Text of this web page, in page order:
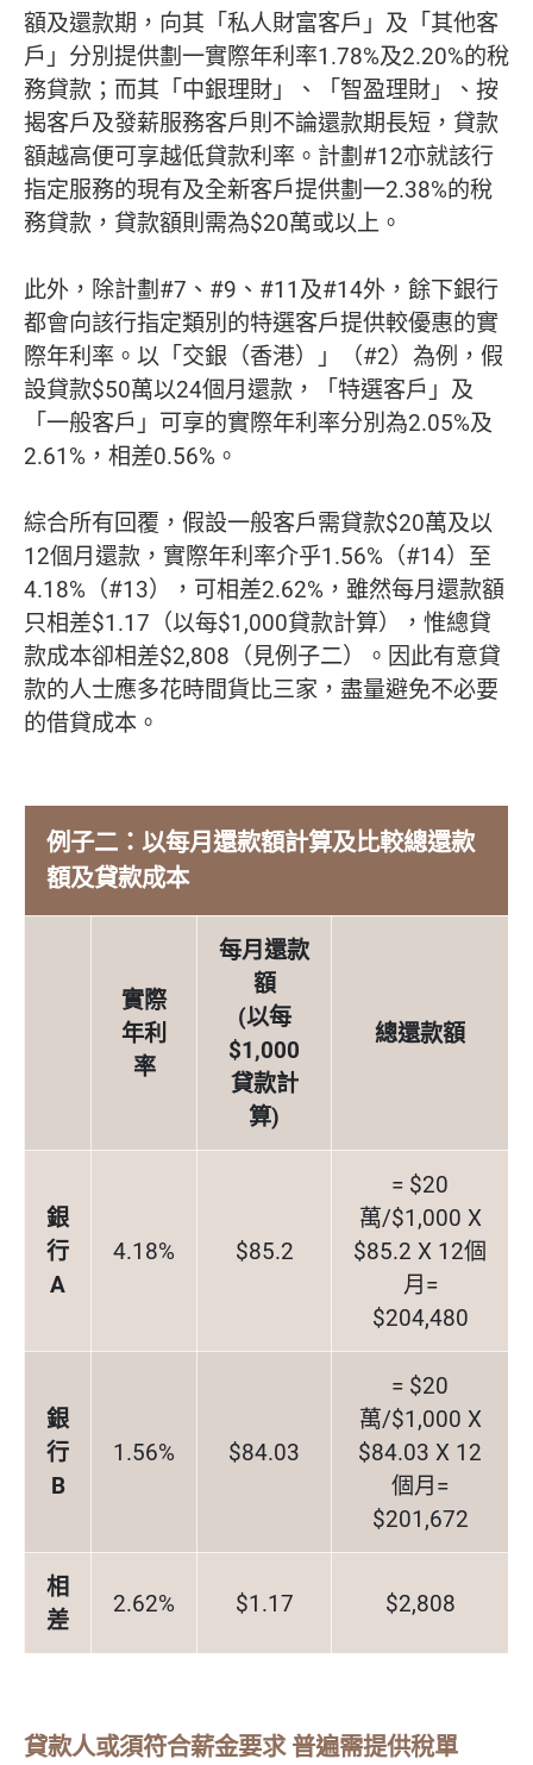
額及還款期，向其「私人財富客戶」及「其他客
戶」分別提供劃一實際年利率1.78%及2.20%的稅
務貸款；而其「中銀理財」、「智盈理財」、按
揭客戶及發薪服務客戶則不論還款期長短，貸款
額越高便可享越低貸款利率。計劃#12亦就該行
指定服務的現有及全新客戶提供劃一2.38%的稅
務貸款，貸款額則需為$20萬或以上。
此外，除計劃#7、#9、#11及#14外，餘下銀行
都會向該行指定類別的特選客戶提供較優惠的實
際年利率。以「交銀（香港）」（#2）為例，假
設貸款$50萬以24個月還款，「特選客戶」及
「一般客戶」可享的實際年利率分別為2.05%及
2.61%，相差0.56%。
綜合所有回覆，假設一般客戶需貸款$20萬及以
12個月還款，實際年利率介乎1.56%（#14）至
4.18%（#13），可相差2.62%，雖然每月還款額
只相差$1.17（以每$1,000貸款計算），惟總貸
款成本卻相差$2,808（見例子二）。因此有意貸
款的人士應多花時間貨比三家，盡量避免不必要
的借貸成本。
例子二：以每月還款額計算及比較總還款
額及貸款成本
實際
年利
率
每月還款
額
(以每
$1,000
貸款計
算)
總還款額
銀
行
A
4.18% $85.2
= $20
萬/$1,000 X
$85.2 X 12個
月=
$204,480
銀
行
B
1.56% $84.03
= $20
萬/$1,000 X
$84.03 X 12
個月=
$201,672
相
差
2.62% $1.17 $2,808
貸款人或須符合薪金要求 普遍需提供稅單